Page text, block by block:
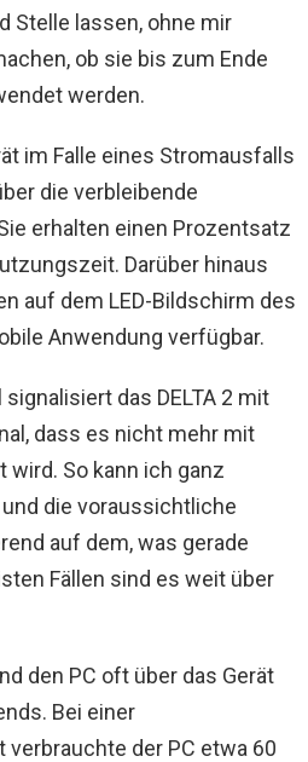
Stelle lassen, ohne mir
ob sie bis zum Ende
werden.
im Falle eines Stromausfalls
die verbleibende
erhalten einen Prozentsatz
Darüber hinaus
auf dem LED-Bildschirm des
Anwendung verfügbar.
das DELTA 2 mit
dass es nicht mehr mit
So kann ich ganz
die voraussichtliche
auf dem, was gerade
Fällen sind es weit über
den PC oft über das Gerät
Bei einer
der PC etwa 60